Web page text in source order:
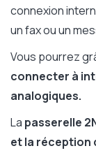
connexion
un fax ou un
Vous pourrez
connecter à
analogiques.
La passerelle
et la réception